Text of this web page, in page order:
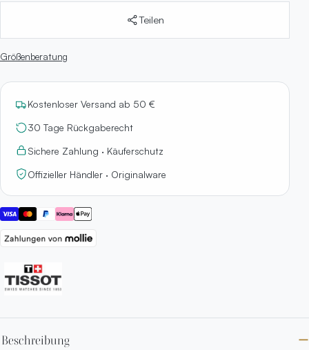
Teilen
Größenberatung
Kostenloser Versand ab 50 €
30 Tage Rückgaberecht
Sichere Zahlung · Käuferschutz
Offizieller Händler · Originalware
Beschreibung